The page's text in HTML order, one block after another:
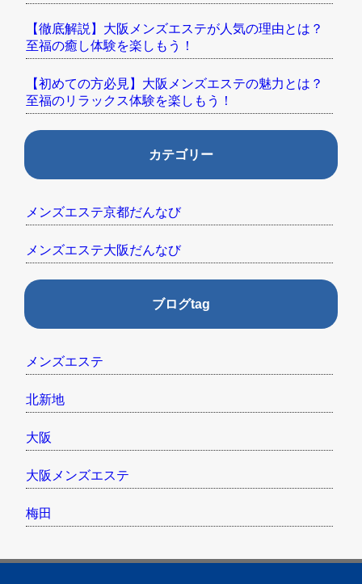
【徹底解説】大阪メンズエステが人気の理由とは？
至福の癒し体験を楽しもう！
【初めての方必見】大阪メンズエステの魅力とは？
至福のリラックス体験を楽しもう！
カテゴリー
メンズエステ京都だんなび
メンズエステ大阪だんなび
ブログtag
メンズエステ
北新地
大阪
大阪メンズエステ
梅田